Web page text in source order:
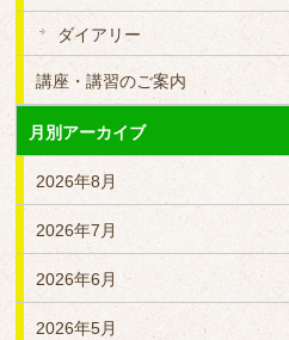
ダイアリー
講座・講習のご案内
月別アーカイブ
2026年8月
2026年7月
2026年6月
2026年5月